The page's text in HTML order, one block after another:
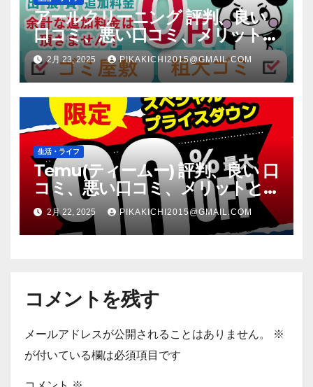
アールクリーニング 評判、良い
口コミ、悪い口コミ、メリットと
デメリット!! 【徹底解説】
2月 23, 2025 PIKAKICHI2015@GMAIL.COM
生活・ライフ
Temu(ティームー) 評判、良い 口
コミ、悪い口コミ、メリットと
デメリット!! 【徹底解説】
2月 22, 2025 PIKAKICHI2015@GMAIL.COM
コメントを残す
メールアドレスが公開されることはありません。
※
が付いている欄は必須項目です